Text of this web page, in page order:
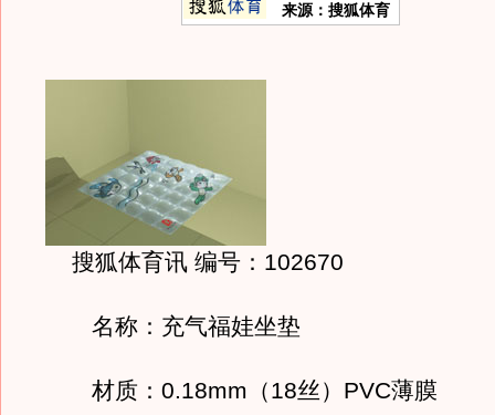
来源：搜狐体育
搜狐体育讯 编号：102670
名称：充气福娃坐垫
材质：0.18mm（18丝）PVC薄膜